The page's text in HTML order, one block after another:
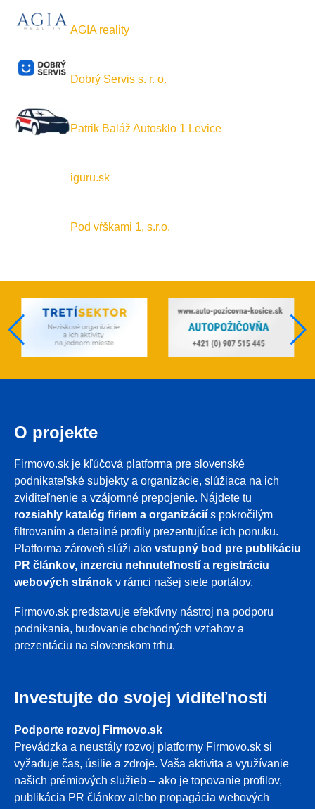
AGIA reality
Dobrý Servis s. r. o.
Patrik Baláž Autosklo 1 Levice
iguru.sk
Pod vŕškami 1, s.r.o.
O projekte
Firmovo.sk je kľúčová platforma pre slovenské
podnikateľské subjekty a organizácie, slúžiaca na ich
zviditeľnenie a vzájomné prepojenie. Nájdete tu
rozsiahly katalóg firiem a organizácií s pokročilým
filtrovaním a detailné profily prezentujúce ich ponuku.
Platforma zároveň slúži ako vstupný bod pre publikáciu
PR článkov, inzerciu nehnuteľností a registráciu
webových stránok v rámci našej siete portálov.
Firmovo.sk predstavuje efektívny nástroj na podporu
podnikania, budovanie obchodných vzťahov a
prezentáciu na slovenskom trhu.
Investujte do svojej viditeľnosti
Podporte rozvoj Firmovo.sk
Prevádzka a neustály rozvoj platformy Firmovo.sk si
vyžaduje čas, úsilie a zdroje. Vaša aktivita a využívanie
našich prémiových služieb – ako je topovanie profilov,
publikácia PR článkov alebo propagácia webových